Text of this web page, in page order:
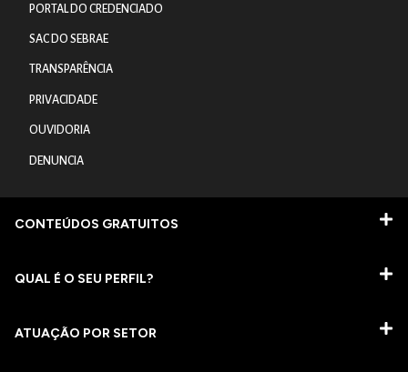
PORTAL DO CREDENCIADO
SAC DO SEBRAE
TRANSPARÊNCIA
PRIVACIDADE
OUVIDORIA
DENUNCIA
CONTEÚDOS GRATUITOS
QUAL É O SEU PERFIL?
ATUAÇÃO POR SETOR